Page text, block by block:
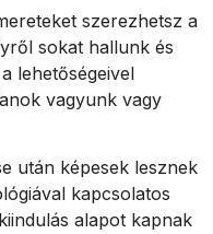
szerezhetsz a
sokat hallunk és
lehetőségeivel
vagyunk vagy
után képesek lesznek
kapcsolatos
alapot kapnak